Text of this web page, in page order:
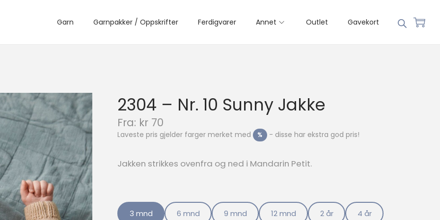
Garn Garnpakker / Oppskrifter Ferdigvarer Annet Outlet Gavekort
2304 – Nr. 10 Sunny Jakke
Fra: kr 70
å
v
r
e
p
Laveste pris gjelder farger merket med % - disse har ekstra god pris!
Jakken strikkes ovenfra og ned i Mandarin Petit.
3 mnd 6 mnd 9 mnd 12 mnd 2 år 4 år